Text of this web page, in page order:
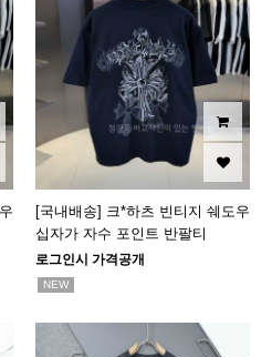
[국내배송] 크*하츠 빈티지 쉐도우
십자가 자수 포인트 반팔티
로그인시 가격공개
NEW